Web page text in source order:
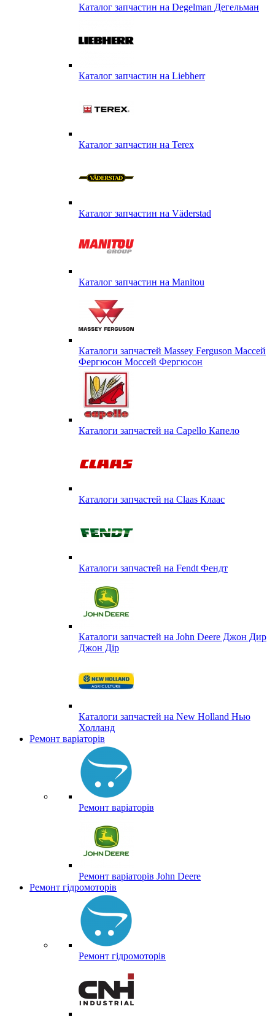
Каталог запчастин на Degelman Дегельман
Каталог запчастин на Liebherr
Каталог запчастин на Terex
Каталог запчастин на Väderstad
Каталог запчастин на Маnitou
Каталоги запчастей Massey Ferguson Массей
Фергюсон Моссей Фергюсон
Каталоги запчастей на Capello Капело
Каталоги запчастей на Claas Клаас
Каталоги запчастей на Fendt Фендт
Каталоги запчастей на John Deere Джон Дир
Джон Дір
Каталоги запчастей на New Holland Нью
Холланд
Ремонт варіаторів
Ремонт варіаторів
Ремонт варіаторів John Deere
Ремонт гідромоторів
Ремонт гідромоторів